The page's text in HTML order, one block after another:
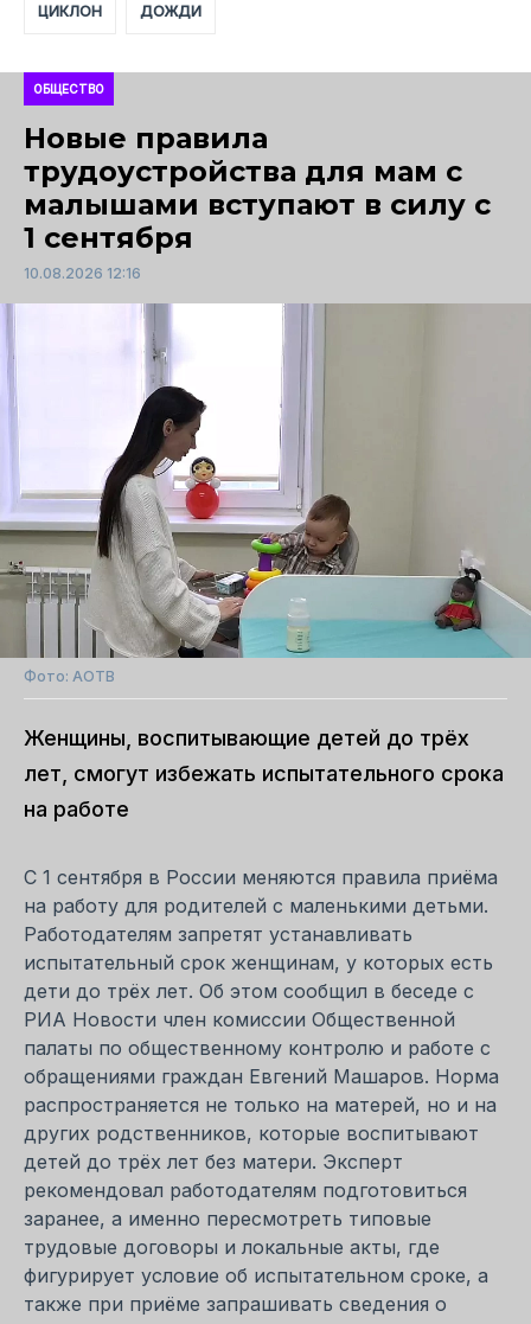
ЦИКЛОН ДОЖДИ
ОБЩЕСТВО
Новые правила
трудоустройства для мам с
малышами вступают в силу с
1 сентября
10.08.2026 12:16
Фото: АОТВ
Женщины, воспитывающие детей до трёх
лет, смогут избежать испытательного срока
на работе
С 1 сентября в России меняются правила приёма
на работу для родителей с маленькими детьми.
Работодателям запретят устанавливать
испытательный срок женщинам, у которых есть
дети до трёх лет. Об этом сообщил в беседе с
РИА Новости член комиссии Общественной
палаты по общественному контролю и работе с
обращениями граждан Евгений Машаров. Норма
распространяется не только на матерей, но и на
других родственников, которые воспитывают
детей до трёх лет без матери. Эксперт
рекомендовал работодателям подготовиться
заранее, а именно пересмотреть типовые
трудовые договоры и локальные акты, где
фигурирует условие об испытательном сроке, а
также при приёме запрашивать сведения о